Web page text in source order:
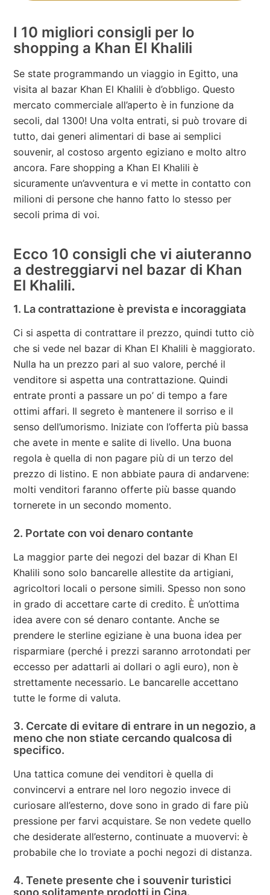
I 10 migliori consigli per lo
shopping a Khan El Khalili
Se state programmando un viaggio in Egitto, una
visita al bazar Khan El Khalili è d’obbligo. Questo
mercato commerciale all’aperto è in funzione da
secoli, dal 1300! Una volta entrati, si può trovare di
tutto, dai generi alimentari di base ai semplici
souvenir, al costoso argento egiziano e molto altro
ancora. Fare shopping a Khan El Khalili è
sicuramente un’avventura e vi mette in contatto con
milioni di persone che hanno fatto lo stesso per
secoli prima di voi.
Ecco 10 consigli che vi aiuteranno
a destreggiarvi nel bazar di Khan
El Khalili.
1. La contrattazione è prevista e incoraggiata
Ci si aspetta di contrattare il prezzo, quindi tutto ciò
che si vede nel bazar di Khan El Khalili è maggiorato.
Nulla ha un prezzo pari al suo valore, perché il
venditore si aspetta una contrattazione. Quindi
entrate pronti a passare un po’ di tempo a fare
ottimi affari. Il segreto è mantenere il sorriso e il
senso dell’umorismo. Iniziate con l’offerta più bassa
che avete in mente e salite di livello. Una buona
regola è quella di non pagare più di un terzo del
prezzo di listino. E non abbiate paura di andarvene:
molti venditori faranno offerte più basse quando
tornerete in un secondo momento.
2. Portate con voi denaro contante
La maggior parte dei negozi del bazar di Khan El
Khalili sono solo bancarelle allestite da artigiani,
agricoltori locali o persone simili. Spesso non sono
in grado di accettare carte di credito. È un’ottima
idea avere con sé denaro contante. Anche se
prendere le sterline egiziane è una buona idea per
risparmiare (perché i prezzi saranno arrotondati per
eccesso per adattarli ai dollari o agli euro), non è
strettamente necessario. Le bancarelle accettano
tutte le forme di valuta.
3. Cercate di evitare di entrare in un negozio, a
meno che non stiate cercando qualcosa di
specifico.
Una tattica comune dei venditori è quella di
convincervi a entrare nel loro negozio invece di
curiosare all’esterno, dove sono in grado di fare più
pressione per farvi acquistare. Se non vedete quello
che desiderate all’esterno, continuate a muovervi: è
probabile che lo troviate a pochi negozi di distanza.
4. Tenete presente che i souvenir turistici
sono solitamente prodotti in Cina.